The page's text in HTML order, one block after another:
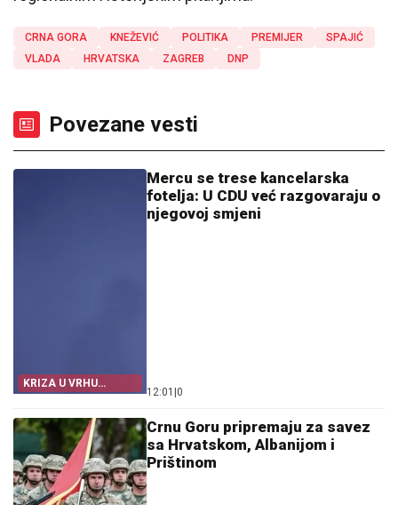
CRNA GORA KNEŽEVIĆ POLITIKA PREMIJER
SPAJIĆ
VLADA
HRVATSKA ZAGREB DNP
Povezane vesti
KRIZA U VRHU
NJEMAČKE
Mercu se trese kancelarska
fotelja: U CDU već razgovaraju o
njegovoj smjeni
12:01 0
Crnu Goru pripremaju za savez
sa Hrvatskom, Albanijom i
Prištinom